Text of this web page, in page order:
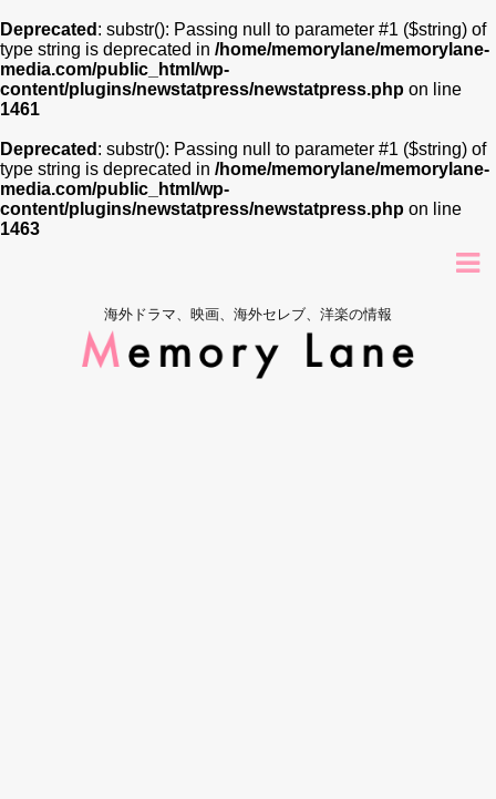
Deprecated : substr(): Passing null to parameter #1 ($string) of
type string is deprecated in /home/memorylane/memorylane-
media.com/public_html/wp-
content/plugins/newstatpress/newstatpress.php on line
1461
Deprecated : substr(): Passing null to parameter #1 ($string) of
type string is deprecated in /home/memorylane/memorylane-
media.com/public_html/wp-
content/plugins/newstatpress/newstatpress.php on line
1463
海外ドラマ、映画、海外セレブ、洋楽の情報